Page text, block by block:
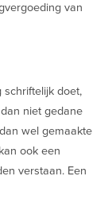
van
doet,
niet gedane
wel gemaakte
ook een
verstaan. Een